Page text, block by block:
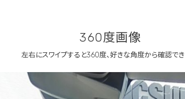
360度画像
左右にスワイプすると360度、好きな角度から確認でき